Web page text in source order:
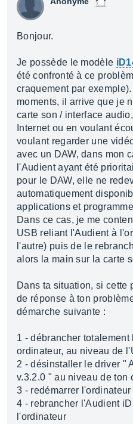
Bonjour.
Je possède le modèle
été confronté à ce
craquement par
moments, il arrive que je
carte son / interface
Internet ou en voulant
voulant regarder une
avec un DAW, dans mon
l'Audient ayant été
pour le DAW, elle ne
automatiquement
applications et
Dans ce cas, je me
USB reliant l'Audient à
l'autre) puis de le
alors la main sur la carte
Dans ta situation, si cette
de réponse à ton
démarche suivante :
1 - débrancher
ordinateur, au niveau de
2 - désinstaller le driver "
v.3.2.0 " au niveau de ton
3 - redémarrer l'ordinateur
4 - rebrancher l'Audient
l'ordinateur